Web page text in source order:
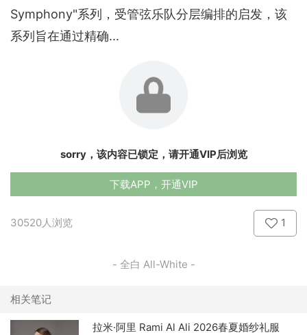
Symphony"系列，受管弦乐队分层编排的启发，该
系列旨在通过精确...
sorry，该内容已锁定，请开通VIP后浏览
下载APP，开通VIP
30520人浏览 1
- 全白 All-White -
相关笔记
拉米·阿里 Rami Al Ali 2026春夏婚纱礼服